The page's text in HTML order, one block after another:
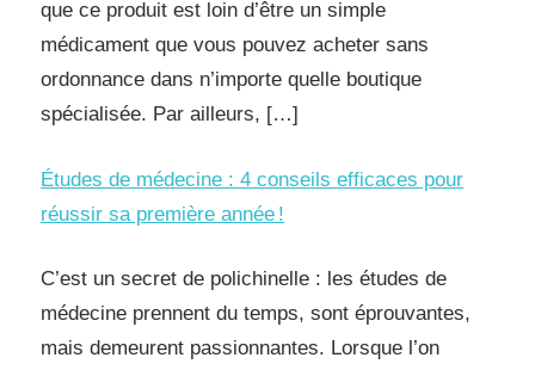
que ce produit est loin d’être un simple
médicament que vous pouvez acheter sans
ordonnance dans n’importe quelle boutique
spécialisée. Par ailleurs, […]
Études de médecine : 4 conseils efficaces pour
réussir sa première année !
C’est un secret de polichinelle : les études de
médecine prennent du temps, sont éprouvantes,
mais demeurent passionnantes. Lorsque l’on